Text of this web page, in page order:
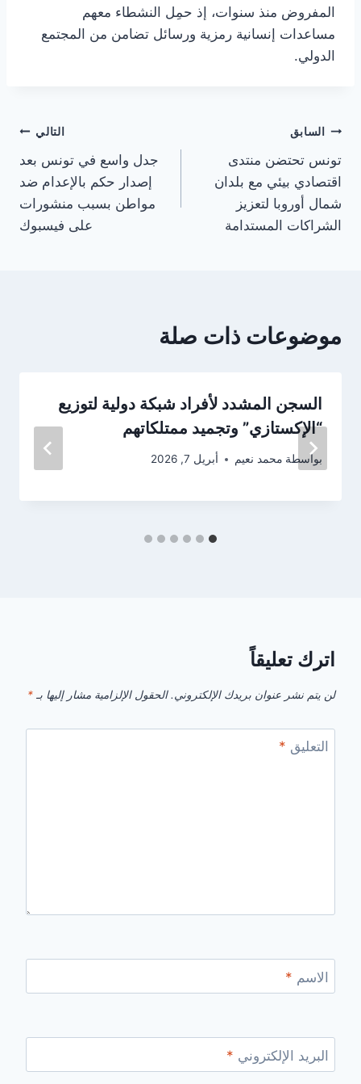
المفروض منذ سنوات، إذ حمِل النشطاء معهم
مساعدات إنسانية رمزية ورسائل تضامن من المجتمع
الدولي.
تصفّح
المقالات
السابق
تونس تحتضن منتدى
اقتصادي بيئي مع بلدان
شمال أوروبا لتعزيز
الشراكات المستدامة
التالي
جدل واسع في تونس بعد
إصدار حكم بالإعدام ضد
مواطن بسبب منشورات
على فيسبوك
موضوعات ذات صلة
السجن المشدد لأفراد شبكة دولية لتوزيع
“الإكستازي” وتجميد ممتلكاتهم
بواسطة محمد نعيم أبريل 7, 2026
اترك تعليقاً
لن يتم نشر عنوان بريدك الإلكتروني. الحقول الإلزامية مشار إليها بـ *
التعليق *
الاسم *
البريد الإلكتروني *